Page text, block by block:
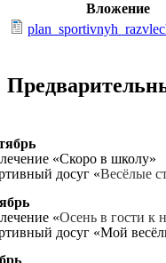
Вложение
«Скоро в школу»
досуг «Весёлые
«Осень в гости к
досуг «Мой